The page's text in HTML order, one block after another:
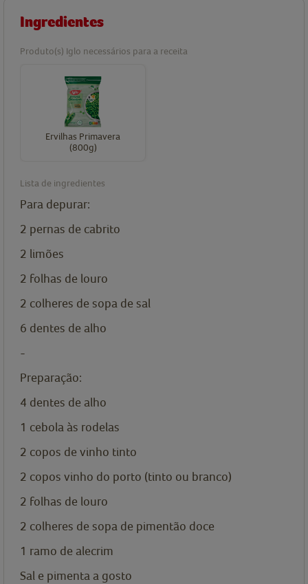
Ingredientes
Produto(s) Iglo necessários para a receita
Ervilhas Primavera
(800g)
Lista de ingredientes
Para depurar:
2 pernas de cabrito
2 limões
2 folhas de louro
2 colheres de sopa de sal
6 dentes de alho
-
Preparação:
4 dentes de alho
1 cebola às rodelas
2 copos de vinho tinto
2 copos vinho do porto (tinto ou branco)
2 folhas de louro
2 colheres de sopa de pimentão doce
1 ramo de alecrim
Sal e pimenta a gosto